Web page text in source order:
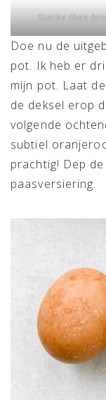
Sterke thee
Doe nu de
pot. Ik heb er
mijn pot. Laat
de deksel erop
volgende
subtiel
prachtig! Dep
paasversiering.